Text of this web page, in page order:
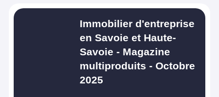
Immobilier d'entreprise
en Savoie et Haute-
Savoie - Magazine
multiproduits - Octobre
2025